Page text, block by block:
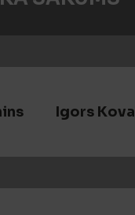
Igors